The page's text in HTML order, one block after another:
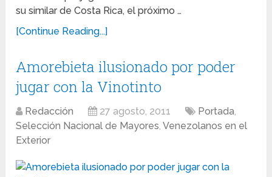
su similar de Costa Rica, el próximo …
[Continue Reading...]
Amorebieta ilusionado por poder
jugar con la Vinotinto
Redacción 27 agosto, 2011 Portada,
Selección Nacional de Mayores,Venezolanos en el
Exterior